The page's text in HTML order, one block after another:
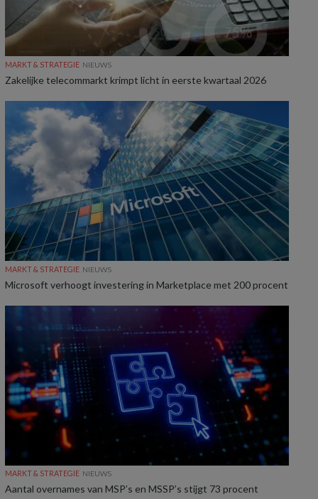
MARKT & STRATEGIE NIEUWS
Zakelijke telecommarkt krimpt licht in eerste kwartaal 2026
MARKT & STRATEGIE NIEUWS
Microsoft verhoogt investering in Marketplace met 200 procent
MARKT & STRATEGIE NIEUWS
Aantal overnames van MSP’s en MSSP’s stijgt 73 procent